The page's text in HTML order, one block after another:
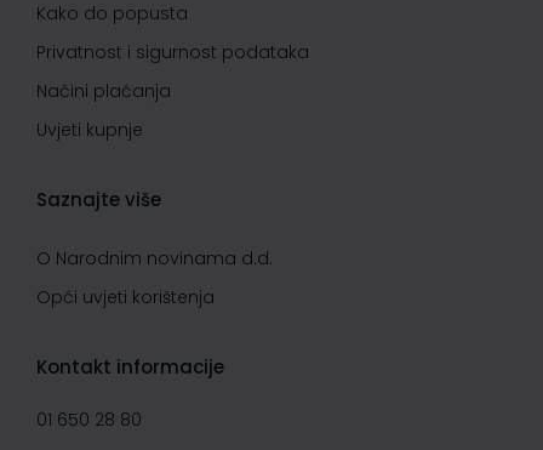
Kako do popusta
Privatnost i sigurnost podataka
Načini plaćanja
Uvjeti kupnje
Saznajte više
O Narodnim novinama d.d.
Opći uvjeti korištenja
Kontakt informacije
01 650 28 80